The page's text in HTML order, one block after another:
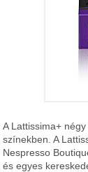
A Lattissima+
színekben. A
Nespresso
és egyes